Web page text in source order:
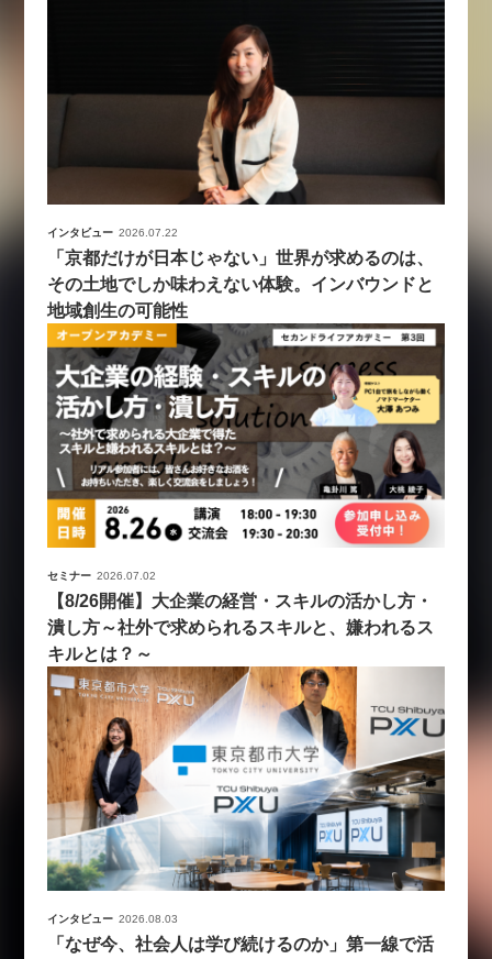
インタビュー 2026.07.22
「京都だけが日本じゃない」世界が求めるのは、
その土地でしか味わえない体験。インバウンドと
地域創生の可能性
セミナー 2026.07.02
【8/26開催】大企業の経営・スキルの活かし方・
潰し方～社外で求められるスキルと、嫌われるス
キルとは？～
インタビュー 2026.08.03
「なぜ今、社会人は学び続けるのか」第一線で活